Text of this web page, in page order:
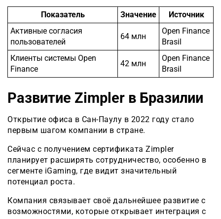
Показатель Значение
Источник
Активные согласия
пользователей
64 млн
Open Finance
Brasil
Клиенты системы Open
Finance
42 млн
Open Finance
Brasil
Развитие Zimpler в Бразилии
Открытие офиса в Сан-Паулу в 2022 году стало
первым шагом компании в стране.
Сейчас с получением сертификата Zimpler
планирует расширять сотрудничество, особенно в
сегменте iGaming, где видит значительный
потенциал роста.
Компания связывает своё дальнейшее развитие с
возможностями, которые открывает интеграция с